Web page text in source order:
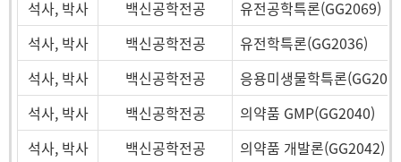
석사, 박사
백신공학전공
유전공학특론(GG2069)
석사, 박사
백신공학전공
유전학특론(GG2036)
석사, 박사
백신공학전공
응용미생물학특론
석사, 박사
백신공학전공
의약품 GMP(GG2040)
석사, 박사
백신공학전공
의약품 개발론(GG2042)